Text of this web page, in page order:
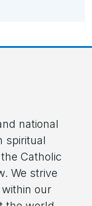
national
spiritual
Catholic
We strive
our